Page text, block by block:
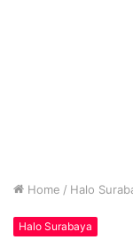
Home / Halo
Halo Surabaya